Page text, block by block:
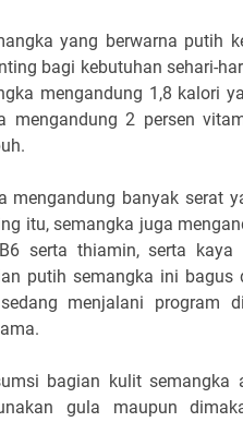
yang berwarna putih
bagi kebutuhan sehari-
mengandung 1,8 kalori
mengandung 2 persen
mengandung banyak serat
itu, semangka juga
serta thiamin, serta
putih semangka ini bagus
menjalani program
bagian kulit
gula maupun